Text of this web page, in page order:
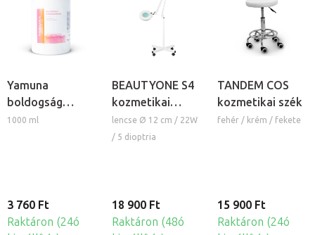
Yamuna
boldogság
masszázskrém
1000 ml
3 760 Ft
Raktáron (24ó
BEAUTYONE S4
kozmetikai
lámpa nagyítóval
és állvánnyal
lencse Ø 12 cm / 22W
/ 5 dioptria
18 900 Ft
Raktáron (48ó
TANDEM COS
kozmetikai szék
fehér / krém / fekete
15 900 Ft
Raktáron (24ó